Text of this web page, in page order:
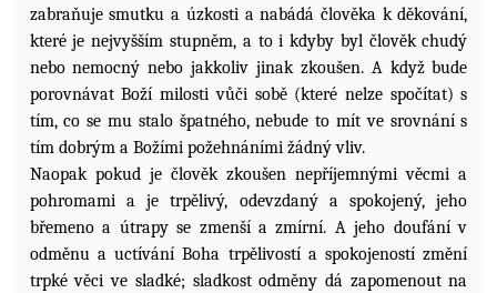
zabraňuje smutku a úzkosti a nabádá člověka k děkování,
které je nejvyšším stupněm, a to i kdyby byl člověk chudý
nebo nemocný nebo jakkoliv jinak zkoušen. A když bude
porovnávat Boží milosti vůči sobě (které nelze spočítat) s
tím, co se mu stalo špatného, nebude to mít ve srovnání s
tím dobrým a Božími požehnáními žádný vliv.
Naopak pokud je člověk zkoušen nepříjemnými věcmi a
pohromami a je trpělivý, odevzdaný a spokojený, jeho
břemeno a útrapy se zmenší a zmírní. A jeho doufání v
odměnu a uctívání Boha trpělivostí a spokojeností změní
trpké věci ve sladké; sladkost odměny dá zapomenout na